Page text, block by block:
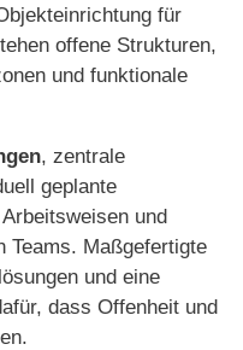
für
offene Strukturen,
und funktionale
, zentrale
geplante
und
Teams. Maßgefertigte
und eine
dass Offenheit und